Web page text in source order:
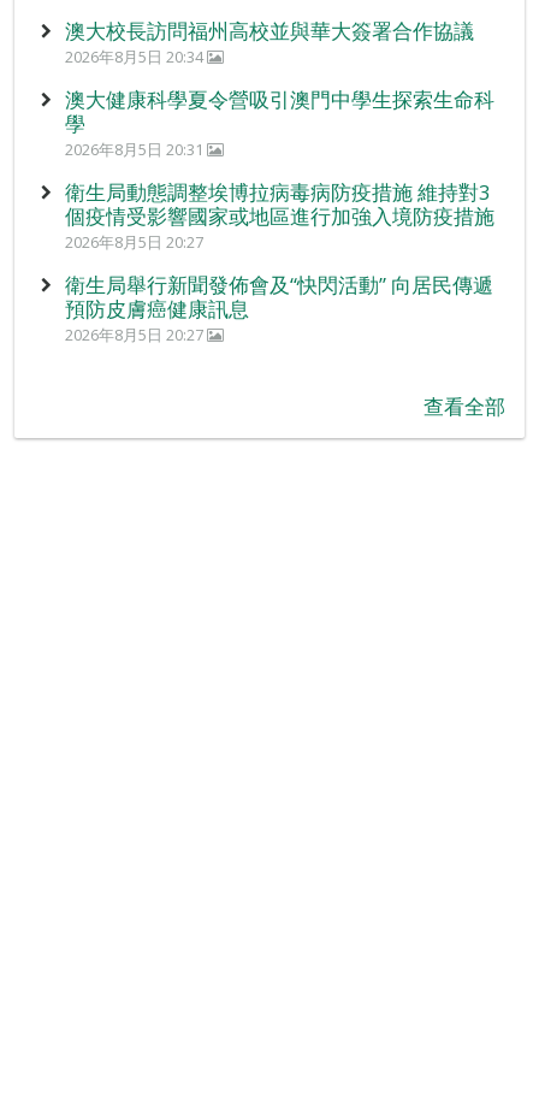
澳大校長訪問福州高校並與華大簽署合作協議
2026年8月5日 20:34
澳大健康科學夏令營吸引澳門中學生探索生命科
學
2026年8月5日 20:31
衛生局動態調整埃博拉病毒病防疫措施 維持對3
個疫情受影響國家或地區進行加強入境防疫措施
2026年8月5日 20:27
衛生局舉行新聞發佈會及“快閃活動” 向居民傳遞
預防皮膚癌健康訊息
2026年8月5日 20:27
查看全部